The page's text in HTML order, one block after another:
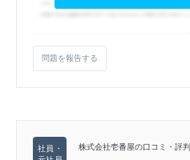
問題を報告する
株式会社壱番屋の口コミ・評判